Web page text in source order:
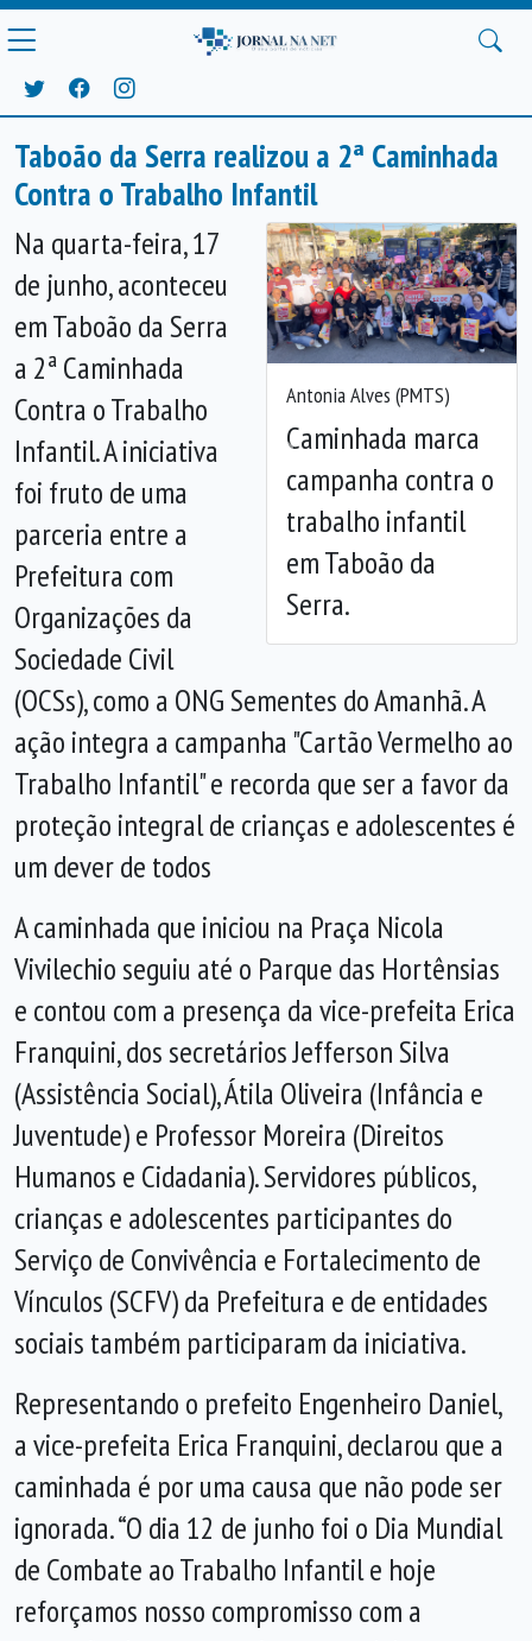
Taboão da Serra realizou a 2ª Caminhada
Contra o Trabalho Infantil
Antonia Alves (PMTS)
Caminhada marca
campanha contra o
trabalho infantil
em Taboão da
Serra.
Anterior
Na quarta-feira, 17
de junho, aconteceu
em Taboão da Serra
a 2ª Caminhada
Contra o Trabalho
Infantil. A iniciativa
foi fruto de uma
parceria entre a
Prefeitura com
Organizações da
Sociedade Civil
(OCSs), como a ONG Sementes do Amanhã. A
ação integra a campanha "Cartão Vermelho ao
Trabalho Infantil" e recorda que ser a favor da
proteção integral de crianças e adolescentes é
um dever de todos
A caminhada que iniciou na Praça Nicola
Vivilechio seguiu até o Parque das Hortênsias
e contou com a presença da vice-prefeita Erica
Franquini, dos secretários Jefferson Silva
(Assistência Social), Átila Oliveira (Infância e
Juventude) e Professor Moreira (Direitos
Humanos e Cidadania). Servidores públicos,
crianças e adolescentes participantes do
Serviço de Convivência e Fortalecimento de
Vínculos (SCFV) da Prefeitura e de entidades
sociais também participaram da iniciativa.
Representando o prefeito Engenheiro Daniel,
a vice-prefeita Erica Franquini, declarou que a
caminhada é por uma causa que não pode ser
ignorada. “O dia 12 de junho foi o Dia Mundial
de Combate ao Trabalho Infantil e hoje
reforçamos nosso compromisso com a